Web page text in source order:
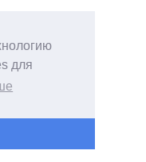
для